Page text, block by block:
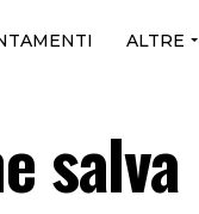
ALTRE
salva